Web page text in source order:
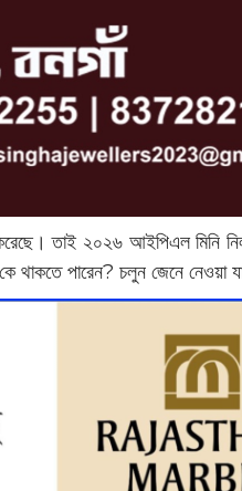
তাই ২০২৬ আইপিএল মিনি
থাকতে পারেন? চলুন জেনে নেওয়া